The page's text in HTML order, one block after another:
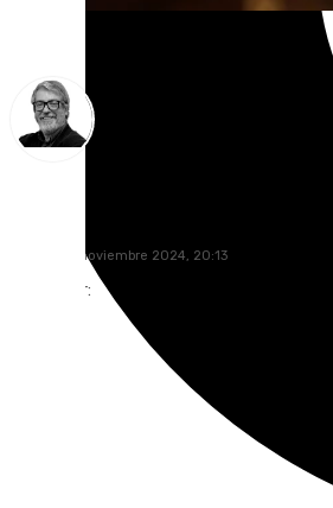
martes, 19 noviembre 2024, 20:13
Compartir: